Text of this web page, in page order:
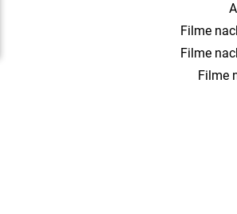
Filme
Filme
Filme